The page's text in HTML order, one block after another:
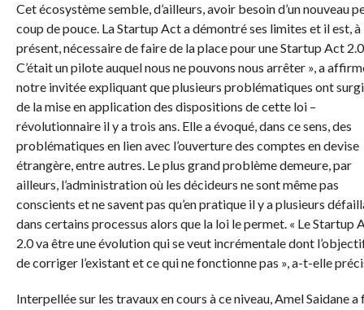
Cet écosystème semble, d’ailleurs, avoir besoin d’un nouveau
coup de pouce. La Startup Act a démontré ses limites et il est, à
présent, nécessaire de faire de la place pour une Startup Act
C’était un pilote auquel nous ne pouvons nous arrêter », a
notre invitée expliquant que plusieurs problématiques ont
de la mise en application des dispositions de cette loi –
révolutionnaire il y a trois ans. Elle a évoqué, dans ce sens, des
problématiques en lien avec l’ouverture des comptes en devise
étrangère, entre autres. Le plus grand problème demeure, par
ailleurs, l’administration où les décideurs ne sont même pas
conscients et ne savent pas qu’en pratique il y a plusieurs
dans certains processus alors que la loi le permet. « Le Startup
2.0 va être une évolution qui se veut incrémentale dont
de corriger l’existant et ce qui ne fonctionne pas », a-t-elle
Interpellée sur les travaux en cours à ce niveau, Amel Saidane a